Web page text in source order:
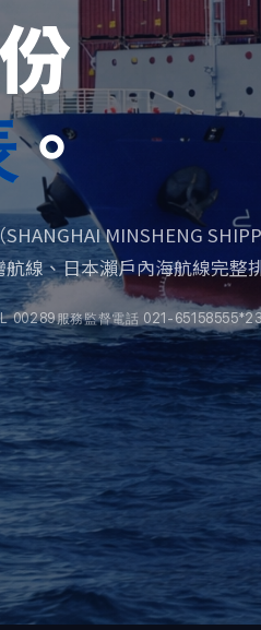
。
MINSHENG
線、日本瀨戶內海航線完整
00289服務監督電話 021-